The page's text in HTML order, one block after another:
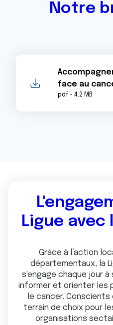
Notre
face au
pdf - 4.2 MB
Ligue avec
Grâce à l’action
départementaux, la
s'engage chaque jour
informer et orienter les
le cancer. Conscients
terrain de choix pour
organisations